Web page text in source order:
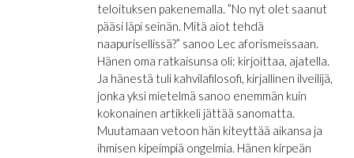
teloituksen pakenemalla. ”No nyt olet saanut
pääsi läpi seinän. Mitä aiot tehdä
naapurisellissä?” sanoo Lec aforismeissaan.
Hänen oma ratkaisunsa oli: kirjoittaa, ajatella.
Ja hänestä tuli kahvilafilosofi, kirjallinen ilveilijä,
jonka yksi mietelmä sanoo enemmän kuin
kokonainen artikkeli jättää sanomatta.
Muutamaan vetoon hän kiteyttää aikansa ja
ihmisen kipeimpiä ongelmia. Hänen kirpeän